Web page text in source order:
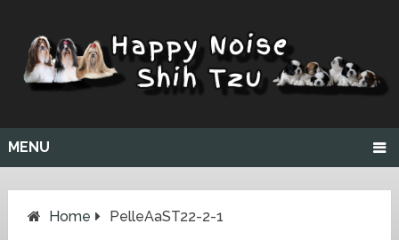
MENU
Home PelleAaST22-2-1